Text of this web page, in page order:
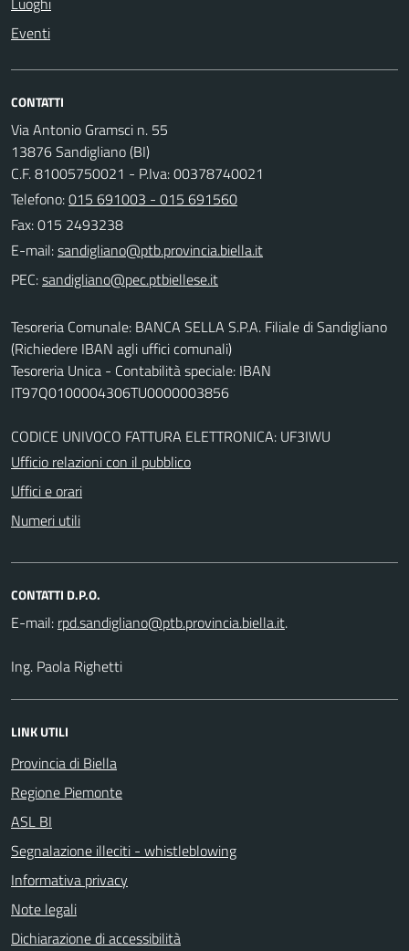
Eventi
CONTATTI
Via Antonio Gramsci n. 55
13876 Sandigliano (BI)
C.F. 81005750021 - P.Iva: 00378740021
Telefono:015 691003 - 015 691560
Fax: 015 2493238
E-mail:
PEC:
Tesoreria Comunale: BANCA SELLA S.P.A. Filiale di Sandigliano
(Richiedere IBAN agli uffici comunali)
Tesoreria Unica - Contabilità speciale: IBAN
IT97Q0100004306TU0000003856
CODICE UNIVOCO FATTURA ELETTRONICA: UF3IWU
Ufficio relazioni con il pubblico
Uffici e orari
Numeri utili
CONTATTI D.P.O.
E-mail:
.
Ing. Paola Righetti
LINK UTILI
Provincia di Biella
Regione Piemonte
ASL BI
Segnalazione illeciti - whistleblowing
Informativa privacy
Note legali
Dichiarazione di accessibilità